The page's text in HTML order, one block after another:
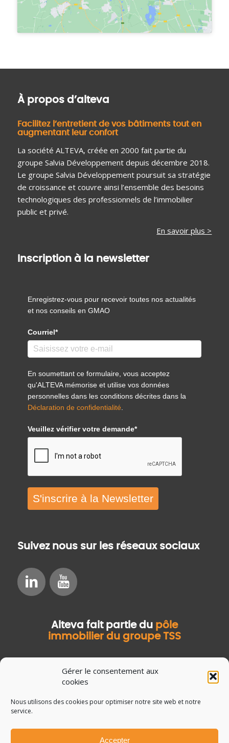
Gérer le consentement aux
cookies
Nous utilisons des cookies pour optimiser notre site web et notre
service.
Accepter
À propos d’alteva
Facilitez l’entretient de vos bâtiments tout en
augmentant leur confort
La société ALTEVA, créée en 2000 fait partie du
groupe Salvia Développement depuis décembre 2018.
Le groupe Salvia Développement poursuit sa stratégie
de croissance et couvre ainsi l’ensemble des besoins
technologiques des professionnels de l’immobilier
public et privé.
En savoir plus >
Inscription à la newsletter
Enregistrez-vous pour recevoir toutes nos actualités
et nos conseils en GMAO
Courriel*
En soumettant ce formulaire, vous acceptez
qu'ALTEVA mémorise et utilise vos données
personnelles dans les conditions décrites dans la
Déclaration de confidentialité
Veuillez vérifier votre demande*
S'inscrire à la Newsletter
Suivez nous sur les réseaux sociaux
Alteva fait partie du pôle
immobilier du groupe TSS